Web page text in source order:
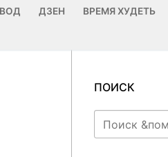
ДЗЕН ВРЕМЯ ХУДЕТЬ
Найти:
ПОИСК
Найти: